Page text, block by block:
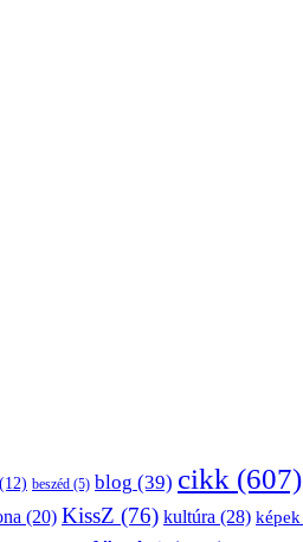
(12) beszéd (5) blog (39) cikk (607)
(20) KissZ (76) kultúra (28) képek